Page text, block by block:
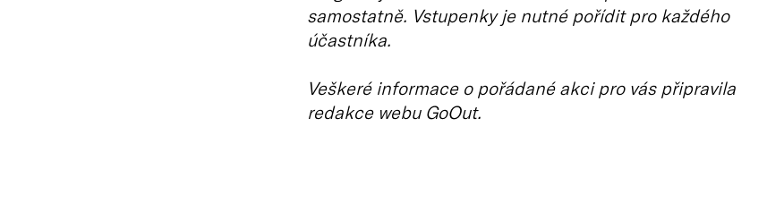
samostatně. Vstupenky je nutné pořídit pro každého
účastníka.
Veškeré informace o pořádané akci pro vás připravila
redakce webu GoOut.